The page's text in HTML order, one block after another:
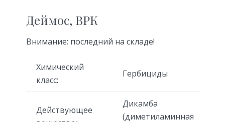
Деймос, ВРК
Внимание: последний на складе!
Химический
класс:
Гербициды
Действующее
Дикамба
(диметиламинная